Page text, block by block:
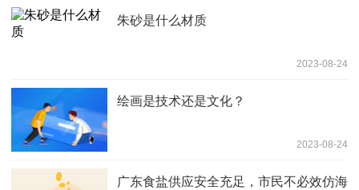
朱砂是什么材质
2023-08-24
绘画是技术还是文化？
2023-08-24
广东食盐供应安全充足，市民不必效仿海